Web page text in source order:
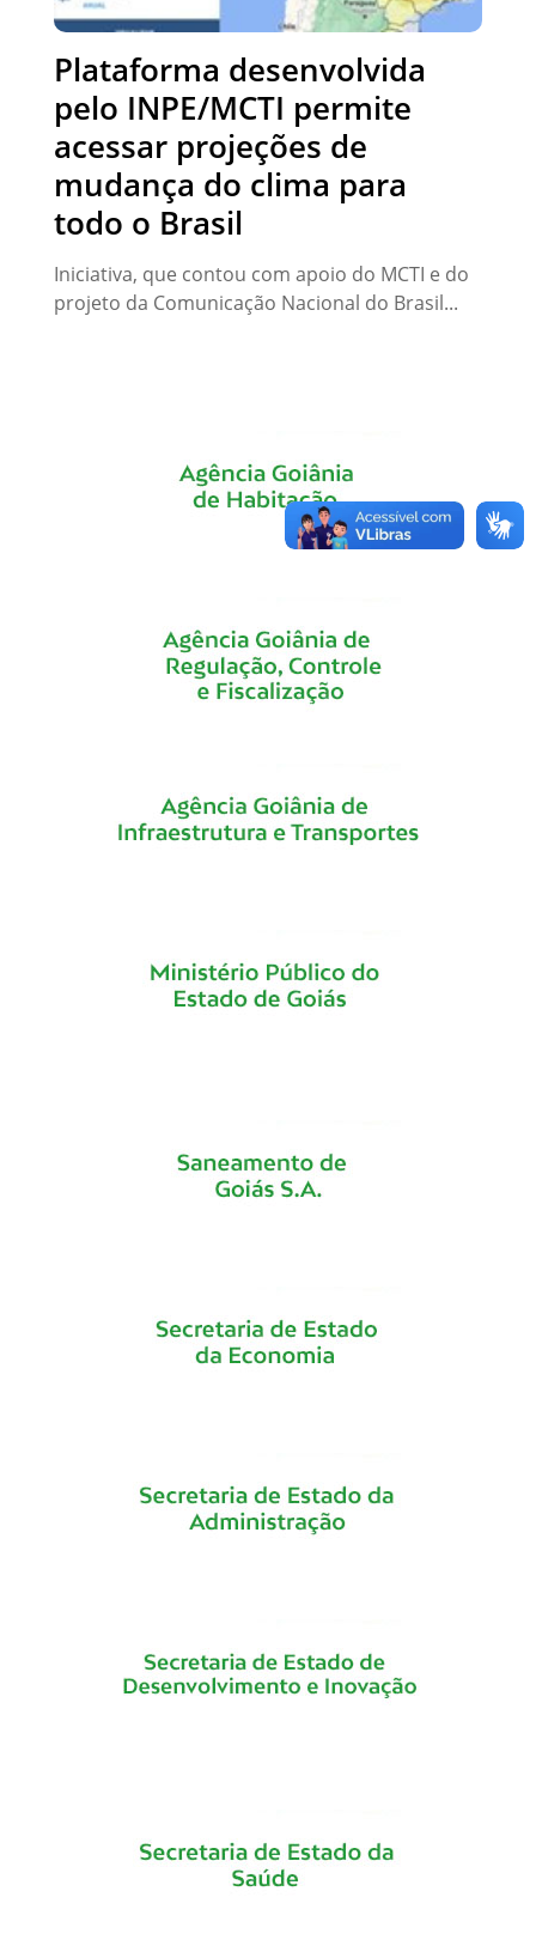
Plataforma desenvolvida
pelo INPE/MCTI permite
acessar projeções de
mudança do clima para
todo o Brasil
Iniciativa, que contou com apoio do MCTI e do
projeto da Comunicação Nacional do Brasil...